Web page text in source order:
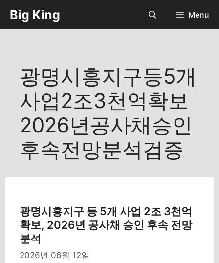
츠
Big King Menu
광명시흥지구등5개
사업2조3천억확보
2026년공사채승인
후속전망분석검증
광명시흥지구 등 5개 사업 2조 3천억
확보, 2026년 공사채 승인 후속 전망
분석
2026년 06월 12일